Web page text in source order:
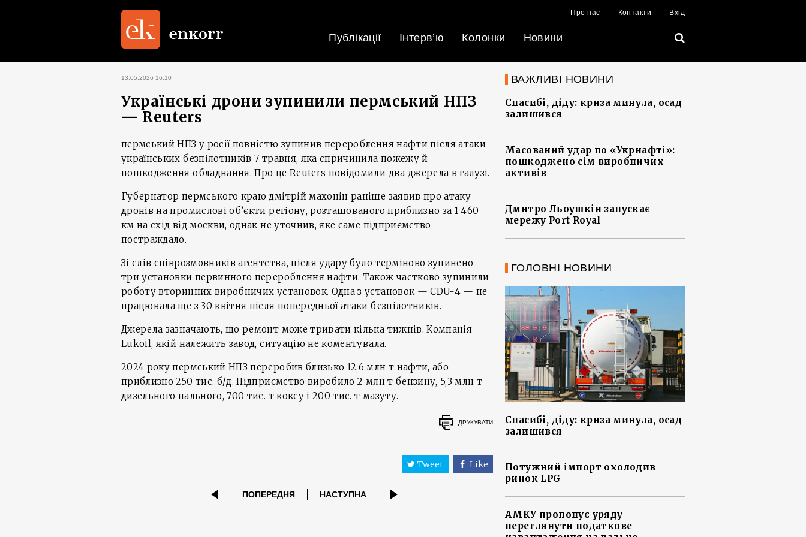
Про нас Контакти Вхід
Публікації Інтерв’ю Колонки Новини
13.05.2026 16:10
Українські дрони зупинили пермський НПЗ
— Reuters
пермський НПЗ у росії повністю зупинив перероблення нафти після атаки
українських безпілотників 7 травня, яка спричинила пожежу й
пошкодження обладнання. Про це Reuters повідомили два джерела в галузі.
Губернатор пермського краю дмітрій махонін раніше заявив про атаку
дронів на промислові об’єкти регіону, розташованого приблизно за 1 460
км на схід від москви, однак не уточнив, яке саме підприємство
постраждало.
Зі слів співрозмовників агентства, після удару було терміново зупинено
три установки первинного перероблення нафти. Також частково зупинили
роботу вторинних виробничих установок. Одна з установок — CDU-4 — не
працювала ще з 30 квітня після попередньої атаки безпілотників.
Джерела зазначають, що ремонт може тривати кілька тижнів. Компанія
Lukoil, якій належить завод, ситуацію не коментувала.
2024 року пермський НПЗ переробив близько 12,6 млн т нафти, або
приблизно 250 тис. б/д. Підприємство виробило 2 млн т бензину, 5,3 млн т
дизельного пального, 700 тис. т коксу і 200 тис. т мазуту.
ДРУКУВАТИ
Tweet Like
ПОПЕРЕДНЯ НАСТУПНА
ВАЖЛИВІ НОВИНИ
Спасибі, діду: криза минула, осад
залишився
Масований удар по «Укрнафті»:
пошкоджено сім виробничих
активів
Дмитро Льоушкін запускає
мережу Port Royal
ГОЛОВНІ НОВИНИ
Спасибі, діду: криза минула, осад
залишився
Потужний імпорт охолодив
ринок LPG
АМКУ пропонує уряду
переглянути податкове